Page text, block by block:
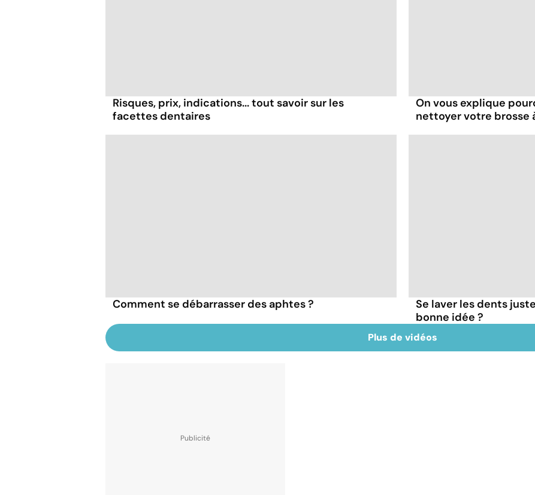
Risques, prix, indications... tout savoir sur les
facettes dentaires
On vous explique
nettoyer votre brosse
Comment se débarrasser des aphtes ?
Se laver les dents
bonne idée ?
Plus de vidéos